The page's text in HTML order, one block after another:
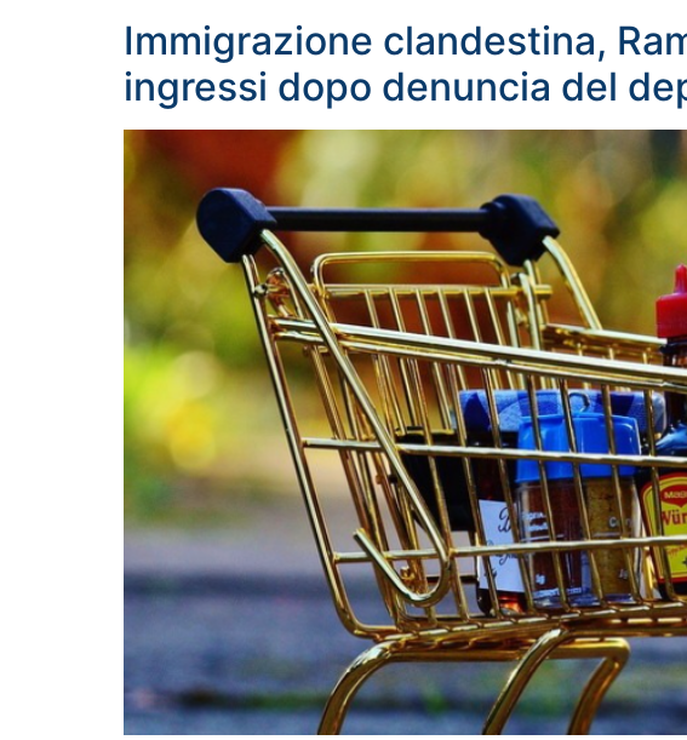
Immigrazione clandestina,
ingressi dopo denuncia del